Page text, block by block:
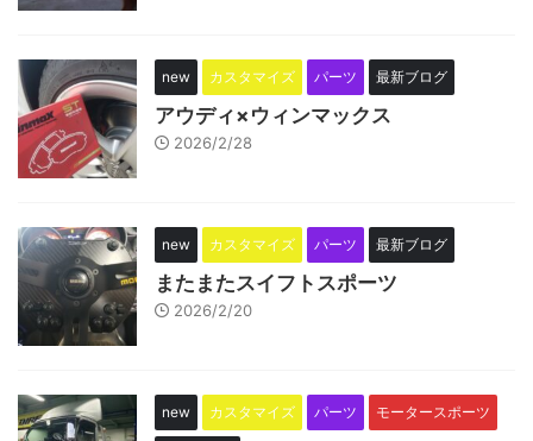
new カスタマイズ パーツ 最新ブログ
アウディ×ウィンマックス
2026/2/28
new カスタマイズ パーツ 最新ブログ
またまたスイフトスポーツ
2026/2/20
new カスタマイズ パーツ モータースポーツ